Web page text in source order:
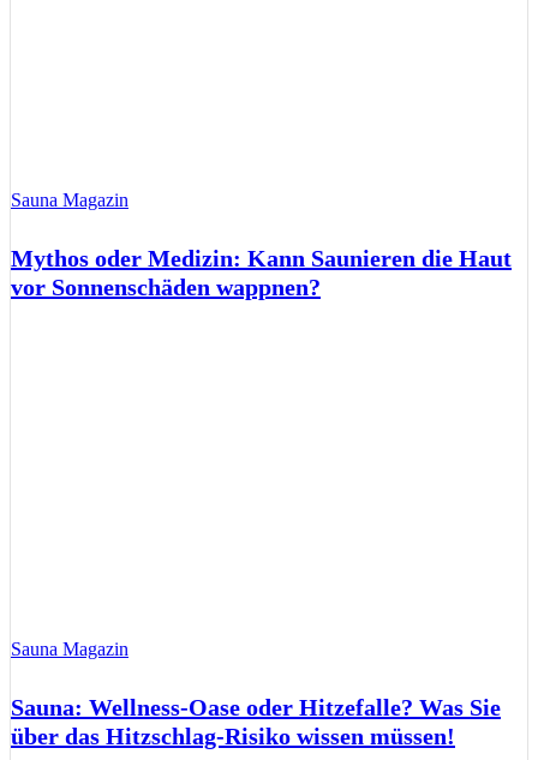
Sauna Magazin
Mythos oder Medizin: Kann Saunieren die Haut
vor Sonnenschäden wappnen?
Sauna Magazin
Sauna: Wellness-Oase oder Hitzefalle? Was Sie
über das Hitzschlag-Risiko wissen müssen!